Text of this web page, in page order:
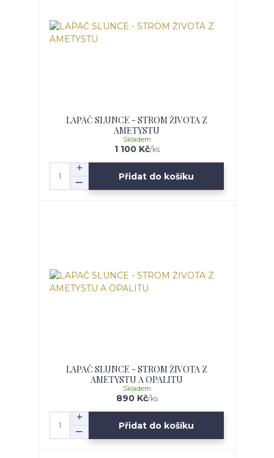
LAPAČ SLUNCE - STROM ŽIVOTA Z
AMETYSTU
1 100 Kč/ks
Skladem
Přidat do košíku
LAPAČ SLUNCE - STROM ŽIVOTA Z
AMETYSTU A OPALITU
890 Kč/ks
Skladem
Přidat do košíku